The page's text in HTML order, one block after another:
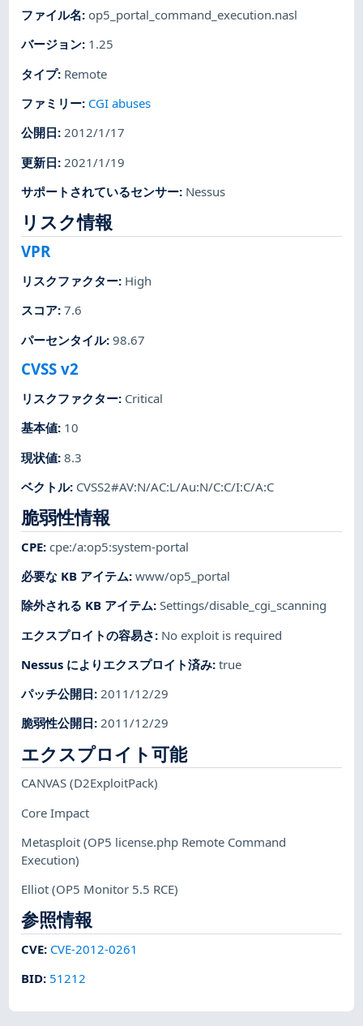
ファイル名: op5_portal_command_execution.nasl
バージョン: 1.25
タイプ: Remote
ファミリー: CGI abuses
公開日:2012/1/17
更新日: 2021/1/19
サポートされているセンサー: Nessus
リスク情報
VPR
リスクファクター: High
スコア:7.6
パーセンタイル:98.67
CVSS v2
リスクファクター: Critical
基本値: 10
現状値:8.3
ベクトル: CVSS2#AV:N/AC:L/Au:N/C:C/I:C/A:C
脆弱性情報
CPE:cpe:/a:op5:system-portal
必要な KB アイテム:www/op5_portal
除外される KB アイテム:Settings/disable_cgi_scanning
エクスプロイトの容易さ: No exploit is required
Nessus によりエクスプロイト済み:true
パッチ公開日:2011/12/29
脆弱性公開日:2011/12/29
エクスプロイト可能
CANVAS(D2ExploitPack)
Core Impact
Metasploit(OP5 license.php Remote Command
Execution)
Elliot(OP5 Monitor 5.5 RCE)
参照情報
CVE: CVE-2012-0261
BID: 51212